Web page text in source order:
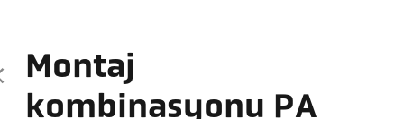
Montaj
kombinasyonu PA